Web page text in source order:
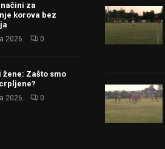
za
korova bez
2026. 0
žene: Zašto smo
2026. 0